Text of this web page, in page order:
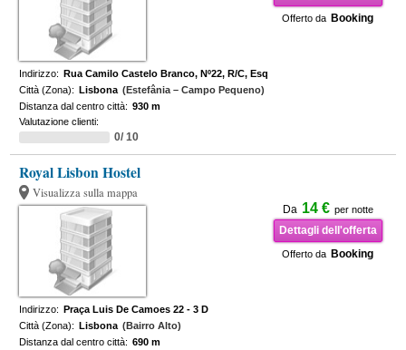
Offerto da Booking
Indirizzo: Rua Camilo Castelo Branco, Nº22, R/C, Esq
Città (Zona): Lisbona (Estefânia – Campo Pequeno)
Distanza dal centro città: 930 m
Valutazione clienti:
0/ 10
Royal Lisbon Hostel
Visualizza sulla mappa
Da 14 € per notte
Dettagli dell'offerta
Offerto da Booking
Indirizzo: Praça Luis De Camoes 22 - 3 D
Città (Zona): Lisbona (Bairro Alto)
Distanza dal centro città: 690 m